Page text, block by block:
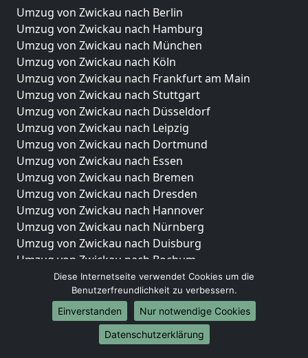
Umzug von Zwickau nach Berlin
Umzug von Zwickau nach Hamburg
Umzug von Zwickau nach München
Umzug von Zwickau nach Köln
Umzug von Zwickau nach Frankfurt am Main
Umzug von Zwickau nach Stuttgart
Umzug von Zwickau nach Düsseldorf
Umzug von Zwickau nach Leipzig
Umzug von Zwickau nach Dortmund
Umzug von Zwickau nach Essen
Umzug von Zwickau nach Bremen
Umzug von Zwickau nach Dresden
Umzug von Zwickau nach Hannover
Umzug von Zwickau nach Nürnberg
Umzug von Zwickau nach Duisburg
Umzug von Zwickau nach Bochum
Umzug von Zwickau nach Wuppertal
Umzug von Zwickau nach Bielefeld
Umzug von Zwickau nach Bonn
Umzug von Zwickau nach Münster
Diese Internetseite verwendet Cookies um die
Benutzerfreundlichkeit zu verbessern.
Einverstanden
Nur notwendige Cookies
Datenschutzerklärung